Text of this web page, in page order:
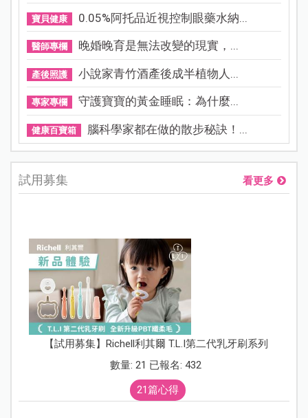
寶貝健康 0.05%阿托品近視控制眼藥水納...
醫師專欄 晚婚晚育是無法改變的現實，...
產後照護 小說家青竹酒產後成半植物人...
專家專欄 守護寶寶的黃金睡眠：為什麼...
健康百寶箱 腦科學家都在做的散步秘訣！...
試用募集 看更多
【試用募集】Richell利其爾 T.L.I第二代乳牙刷系列
數量: 21 已報名: 432
21篇心得